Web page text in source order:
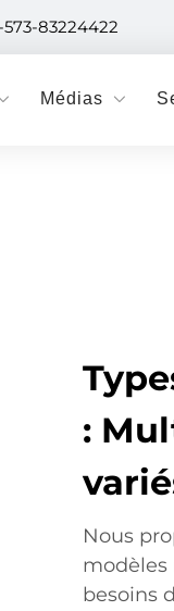
573-83224422
Médias
:
Nous
modèles
besoins